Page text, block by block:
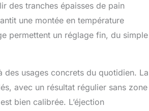
des tranches épaisses de pain
une montée en température
permettent un réglage fin, du simple
usages concrets du quotidien. La
avec un résultat régulier sans zone
bien calibrée. L’éjection